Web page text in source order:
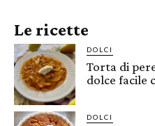
Le ricette
DOLCI
Torta di
dolce facile
DOLCI